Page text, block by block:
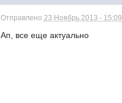
Отправлено23 Ноябрь 2013 - 15:09
Ап, все еще актуально